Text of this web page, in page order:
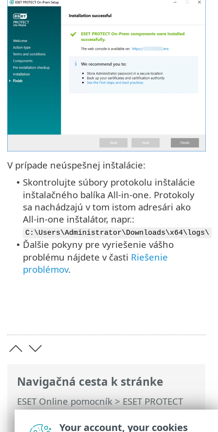
Navigačná cesta k stránke
ESET Online pomocník>ESET PROTECT
On-Prem>Inštalácia>All-in-one
inštalácia na systéme Windows >
V prípade neúspešnej inštalácie:
• Skontrolujte súbory protokolu inštalácie
inštalačného balíka All-in-one. Protokoly
sa nachádzajú v tom istom adresári ako
All-in-one inštalátor, napr.:
C:\Users\Administrator\Downloads\x64\logs\
• Ďalšie pokyny pre vyriešenie vášho
problému nájdete v časti Riešenie
problémov.
Your account, your cookies